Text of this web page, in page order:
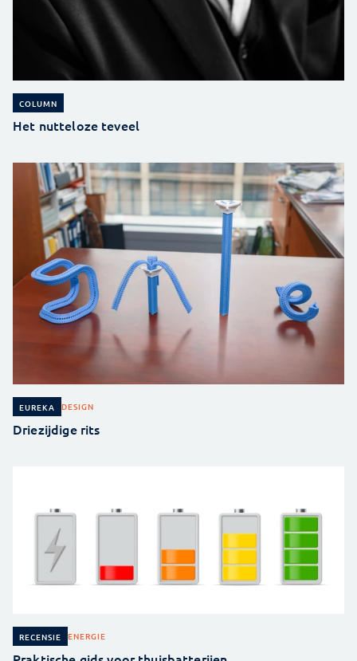
COLUMN
Het nutteloze teveel
EUREKA DESIGN
Driezijdige rits
RECENSIE ENERGIE